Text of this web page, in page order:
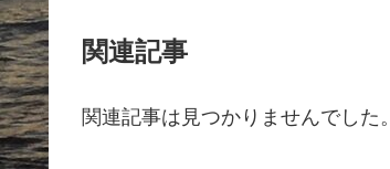
関連記事
関連記事は見つかりませんでした。